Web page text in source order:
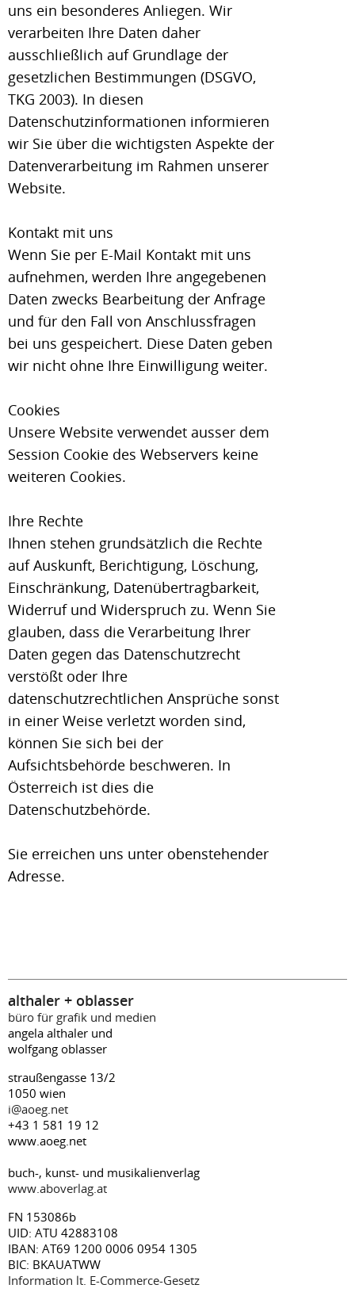
uns ein besonderes Anliegen. Wir
verarbeiten Ihre Daten daher
ausschließlich auf Grundlage der
gesetzlichen Bestimmungen (DSGVO,
TKG 2003). In diesen
Datenschutzinformationen informieren
wir Sie über die wichtigsten Aspekte der
Datenverarbeitung im Rahmen unserer
Website.
Kontakt mit uns
Wenn Sie per E-Mail Kontakt mit uns
aufnehmen, werden Ihre angegebenen
Daten zwecks Bearbeitung der Anfrage
und für den Fall von Anschlussfragen
bei uns gespeichert. Diese Daten geben
wir nicht ohne Ihre Einwilligung weiter.
Cookies
Unsere Website verwendet ausser dem
Session Cookie des Webservers keine
weiteren Cookies.
Ihre Rechte
Ihnen stehen grundsätzlich die Rechte
auf Auskunft, Berichtigung, Löschung,
Einschränkung, Datenübertragbarkeit,
Widerruf und Widerspruch zu. Wenn Sie
glauben, dass die Verarbeitung Ihrer
Daten gegen das Datenschutzrecht
verstößt oder Ihre
datenschutzrechtlichen Ansprüche sonst
in einer Weise verletzt worden sind,
können Sie sich bei der
Aufsichtsbehörde beschweren. In
Österreich ist dies die
Datenschutzbehörde.
Sie erreichen uns unter obenstehender
Adresse.
althaler + oblasser
büro für grafik und medien
angela althaler und
wolfgang oblasser
straußengasse 13/2
1050 wien
i@aoeg.net
+43 1 581 19 12
www.aoeg.net
buch-, kunst- und musikalienverlag
www.aboverlag.at
FN 153086b
UID: ATU 42883108
IBAN: AT69 1200 0006 0954 1305
BIC: BKAUATWW
Information lt. E-Commerce-Gesetz